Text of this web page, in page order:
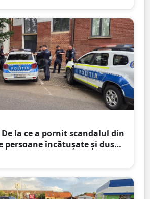
De la ce a pornit scandalul din
persoane încătușate și duse